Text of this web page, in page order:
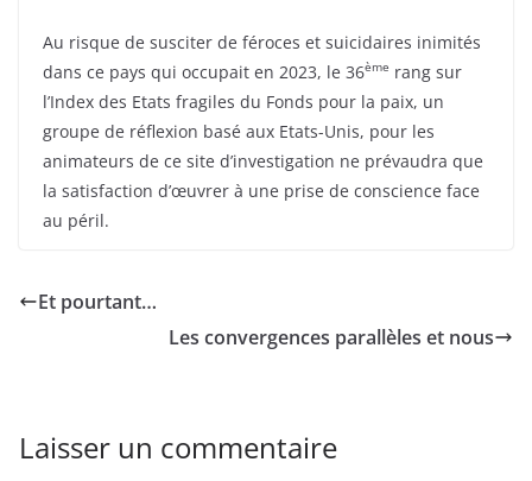
Au risque de susciter de féroces et suicidaires inimités
dans ce pays qui occupait en 2023, le 36ème rang sur
l’Index des Etats fragiles du Fonds pour la paix, un
groupe de réflexion basé aux Etats-Unis, pour les
animateurs de ce site d’investigation ne prévaudra que
la satisfaction d’œuvrer à une prise de conscience face
au péril.
Et pourtant…
Les convergences parallèles et nous
Laisser un commentaire